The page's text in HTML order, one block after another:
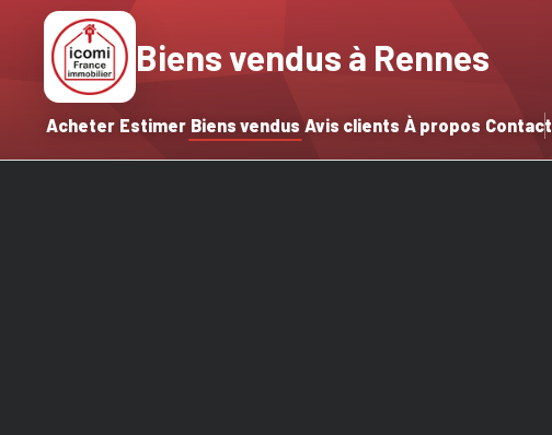
Acheter Estimer Biens vendus Avis clients À propos Contact
Biens vendus à Rennes